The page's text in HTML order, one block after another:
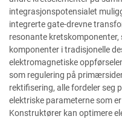
integrasjonspotensialet
integrerte gate-drevne
resonante kretskomponenter,
komponenter i tradisjonelle
elektromagnetiske
som regulering på
rektifisering, alle fordeler seg
elektriske parameterne som
Konstruktører kan optimere